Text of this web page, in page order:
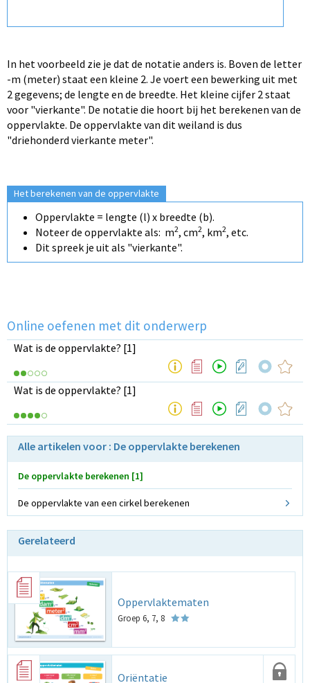
In het voorbeeld zie je dat de notatie anders is. Boven de letter
-m (meter) staat een kleine 2. Je voert een bewerking uit met
2 gegevens; de lengte en de breedte. Het kleine cijfer 2 staat
voor "vierkante". De notatie die hoort bij het berekenen van de
oppervlakte. De oppervlakte van dit weiland is dus
"driehonderd vierkante meter".
Het berekenen van de oppervlakte
Oppervlakte = lengte (l) x breedte (b).
Noteer de oppervlakte als: m2, cm2, km2, etc.
Dit spreek je uit als "vierkante".
Online oefenen met dit onderwerp
Wat is de oppervlakte? [1]
Wat is de oppervlakte? [1]
Alle artikelen voor : De oppervlakte berekenen
De oppervlakte berekenen [1]
De oppervlakte van een cirkel berekenen
Gerelateerd
Oppervlaktematen
Groep 6, 7, 8
Oriëntatie